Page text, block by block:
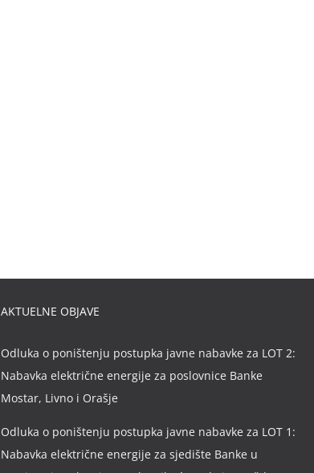
AKTUELNE OBJAVE
Odluka o poništenju postupka javne nabavke za LOT 2:
Nabavka električne energije za poslovnice Banke
Mostar, Livno i Orašje
Odluka o poništenju postupka javne nabavke za LOT 1:
Nabavka električne energije za sjedište Banke u